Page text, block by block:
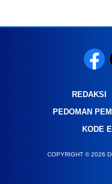
REDAKSI
PEDOMAN
KODE
COPYRIGHT © 2026